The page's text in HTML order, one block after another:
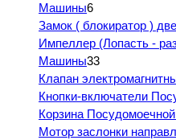
Машины6
Замок ( блокиратор )
Импеллер (Лопасть -
Машины33
Клапан
Кнопки-включатели
Корзина
Мотор заслонки